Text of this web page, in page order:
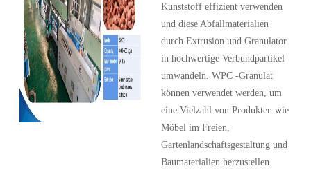
Kunststoff effizient verwenden
und diese Abfallmaterialien
durch Extrusion und Granulator
in hochwertige Verbundpartikel
umwandeln. WPC -Granulat
können verwendet werden, um
eine Vielzahl von Produkten wie
Möbel im Freien,
Gartenlandschaftsgestaltung und
Baumaterialien herzustellen.